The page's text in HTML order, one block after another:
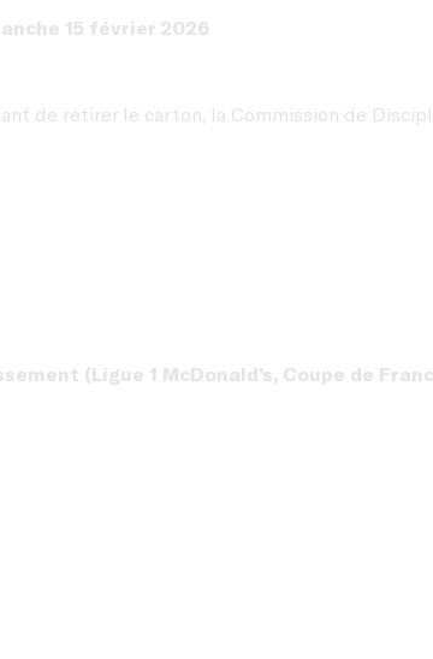
15 février 2026
de retirer le carton, la Commission de
(Ligue 1 McDonald’s, Coupe de